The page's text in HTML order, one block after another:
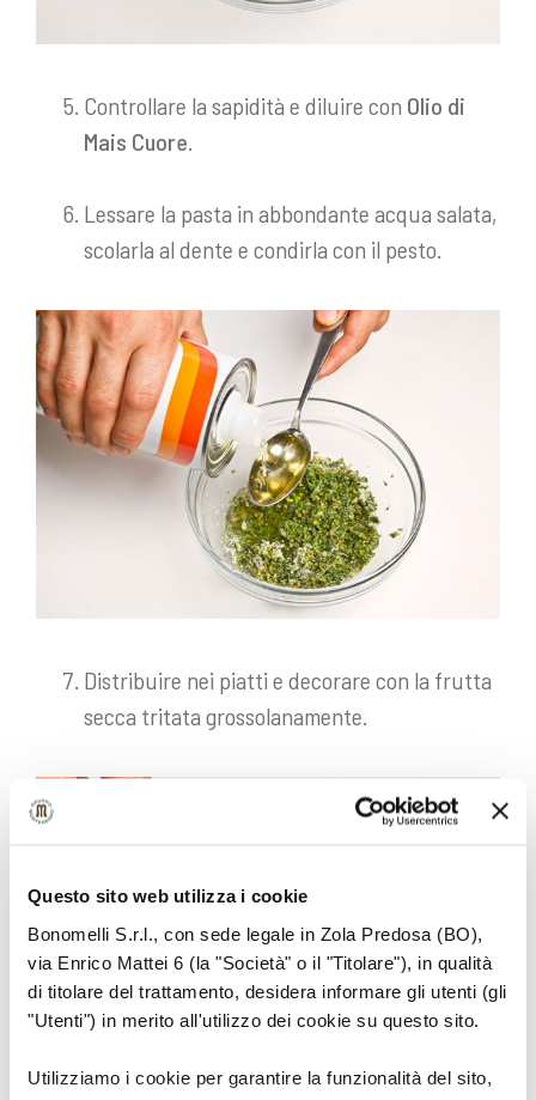
Questo sito web utilizza i cookie
Bonomelli S.r.l., con sede legale in Zola Predosa (BO),
via Enrico Mattei 6 (la "Società" o il "Titolare"), in qualità
di titolare del trattamento, desidera informare gli utenti (gli
"Utenti") in merito all'utilizzo dei cookie su questo sito.
Utilizziamo i cookie per garantire la funzionalità del sito,
Controllare la sapidità e diluire con Olio di
Mais Cuore
Lessare la pasta in abbondante acqua salata,
scolarla al dente e condirla con il pesto.
Distribuire nei piatti e decorare con la frutta
secca tritata grossolanamente.